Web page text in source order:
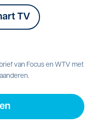
TV
van Focus en WTV met